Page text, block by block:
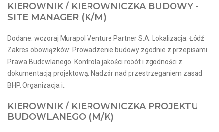
KIEROWNIK / KIEROWNICZKA BUDOWY -
SITE MANAGER (K/M)
Dodane: wczoraj Murapol Venture Partner S.A. Lokalizacja: Łódź
Zakres obowiązków: Prowadzenie budowy zgodnie z przepisami
Prawa Budowlanego. Kontrola jakości robót i zgodności z
dokumentacją projektową. Nadzór nad przestrzeganiem zasad
BHP. Organizacja i...
KIEROWNIK / KIEROWNICZKA PROJEKTU
BUDOWLANEGO (M/K)